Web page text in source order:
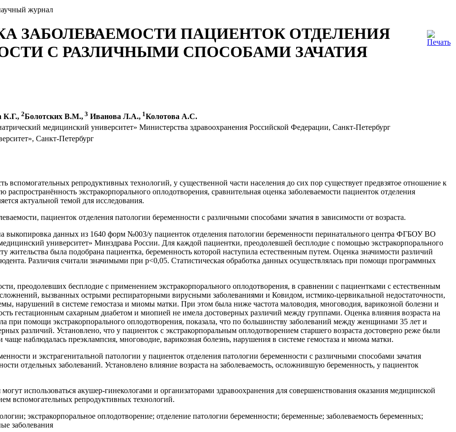
журнал
ЗАБОЛЕВАЕМОСТИ ПАЦИЕНТОК ОТДЕЛЕНИЯ
С РАЗЛИЧНЫМИ СПОСОБАМИ ЗАЧАТИЯ
К.Г., 2Болотских В.М., 3 Иванова Л.А., 1Колотова А.С.
медицинский университет» Министерства здравоохранения Российской Федерации, Санкт-Петербург
Санкт-Петербург
вспомогательных репродуктивных технологий, у существенной части населения до сих пор существует предвзятое отношение к
экстракорпорального оплодотворения, сравнительная оценка заболеваемости пациенток отделения
актуальной темой для исследования.
пациенток отделения патологии беременности с различными способами зачатия в зависимости от возраста.
выкопировка данных из 1640 форм №003/у пациенток отделения патологии беременности перинатального центра ФГБОУ ВО
университет» Минздрава России. Для каждой пациентки, преодолевшей бесплодие с помощью экстракорпорального
жительства была подобрана пациентка, беременность которой наступила естественным путем. Оценка значимости различий
Различия считали значимыми при р<0,05. Статистическая обработка данных осуществлялась при помощи программных
преодолевших бесплодие с применением экстракорпорального оплодотворения, в сравнении с пациентками с естественным
вызванных острыми респираторными вирусными заболеваниями и Ковидом, истмико-цервикальной недостаточности,
нарушений в системе гемостаза и миомы матки. При этом была ниже частота маловодия, многоводия, варикозной болезни и
гестационным сахарным диабетом и миопией не имела достоверных различий между группами. Оценка влияния возраста на
при помощи экстракорпорального оплодотворения, показала, что по большинству заболеваний между женщинами 35 лет и
различий. Установлено, что у пациенток с экстракорпоральным оплодотворением старшего возраста достоверно реже были
наблюдалась преэклампсия, многоводие, варикозная болезнь, нарушения в системе гемостаза и миома матки.
и экстрагенитальной патологии у пациенток отделения патологии беременности с различными способами зачатия
отдельных заболеваний. Установлено влияние возраста на заболеваемость, осложнившую беременность, у пациенток
использоваться акушер-гинекологами и организаторами здравоохранения для совершенствования оказания медицинской
вспомогательных репродуктивных технологий.
экстракорпоральное оплодотворение; отделение патологии беременности; беременные; заболеваемость беременных;
заболевания